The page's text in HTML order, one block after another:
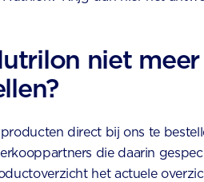
niet
direct bij ons te
die daarin
het actuele